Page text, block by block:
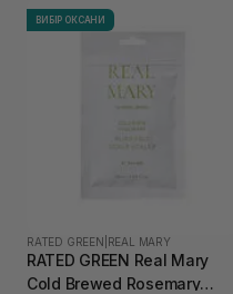
ВИБІР ОКСАНИ
RATED GREEN REAL MARY
RATED GREEN Real Mary
Cold Brewed Rosemary